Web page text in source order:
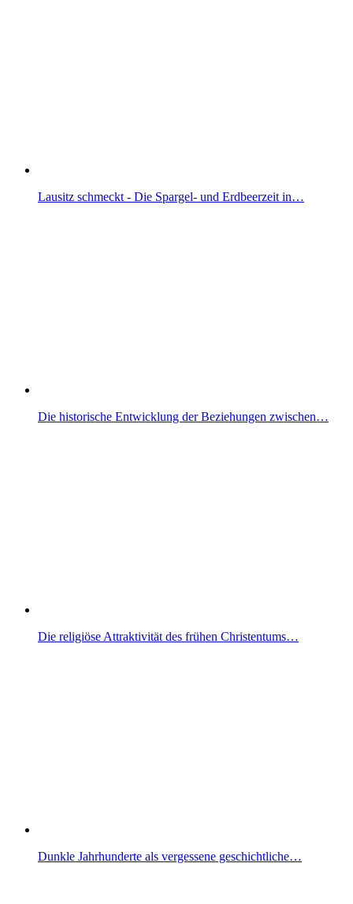
Lausitz schmeckt - Die Spargel- und Erdbeerzeit in…
Die historische Entwicklung der Beziehungen zwischen…
Die religiöse Attraktivität des frühen Christentums…
Dunkle Jahrhunderte als vergessene geschichtliche…